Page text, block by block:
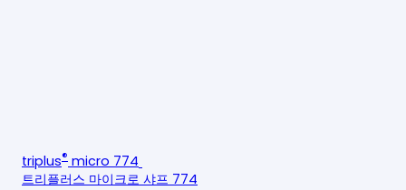
triplus® micro 774
트리플러스 마이크로 샤프 774